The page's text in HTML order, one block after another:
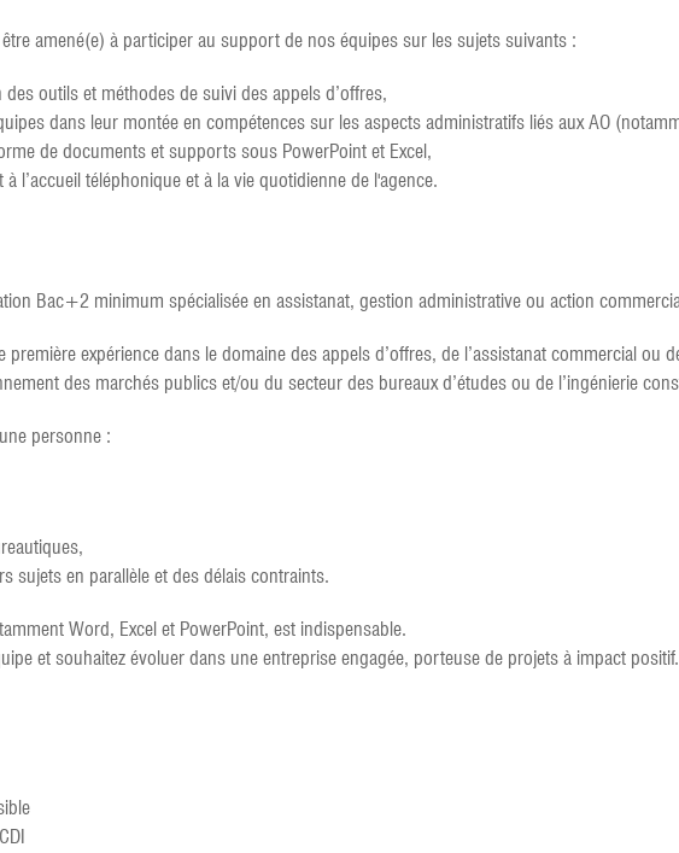
amené(e) à participer au support de nos équipes sur les sujets suivants :
des outils et méthodes de suivi des appels d’offres,
dans leur montée en compétences sur les aspects administratifs liés aux AO
de documents et supports sous PowerPoint et Excel,
l’accueil téléphonique et à la vie quotidienne de l'agence.
Bac+2 minimum spécialisée en assistanat, gestion administrative ou action
première expérience dans le domaine des appels d’offres, de l’assistanat commercial ou
des marchés publics et/ou du secteur des bureaux d’études ou de l’ingénierie
personne :
sujets en parallèle et des délais contraints.
Word, Excel et PowerPoint, est indispensable.
et souhaitez évoluer dans une entreprise engagée, porteuse de projets à impact positif.